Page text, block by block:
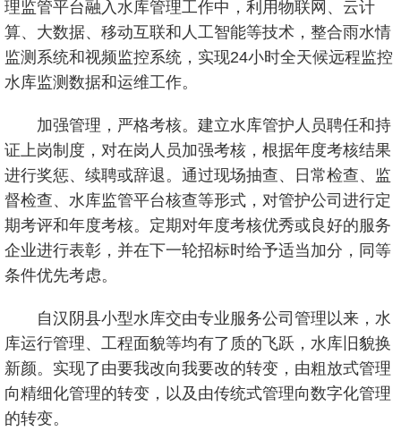
理监管平台融入水库管理工作中，利用物联网、云计
算、大数据、移动互联和人工智能等技术，整合雨水情
监测系统和视频监控系统，实现24小时全天候远程监控
水库监测数据和运维工作。
加强管理，严格考核。建立水库管护人员聘任和持
证上岗制度，对在岗人员加强考核，根据年度考核结果
进行奖惩、续聘或辞退。通过现场抽查、日常检查、监
督检查、水库监管平台核查等形式，对管护公司进行定
期考评和年度考核。定期对年度考核优秀或良好的服务
企业进行表彰，并在下一轮招标时给予适当加分，同等
条件优先考虑。
自汉阴县小型水库交由专业服务公司管理以来，水
库运行管理、工程面貌等均有了质的飞跃，水库旧貌换
新颜。实现了由要我改向我要改的转变，由粗放式管理
向精细化管理的转变，以及由传统式管理向数字化管理
的转变。